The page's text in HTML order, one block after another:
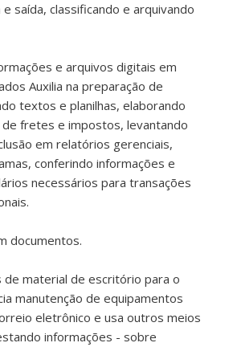
saída, classificando e arquivando
e arquivos digitais em
Auxilia na preparação de
textos e planilhas, elaborando
de fretes e impostos, levantando
em relatórios gerenciais,
conferindo informações e
necessários para transações
documentos.
de material de escritório para o
manutenção de equipamentos
eletrônico e usa outros meios
informações - sobre